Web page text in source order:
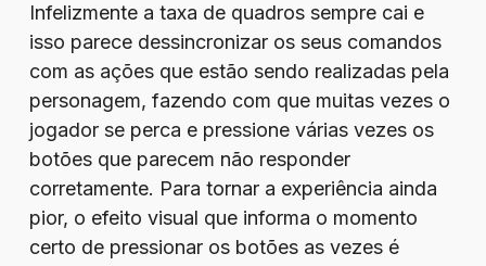
Infelizmente a taxa de quadros sempre cai e
isso parece dessincronizar os seus comandos
com as ações que estão sendo realizadas pela
personagem, fazendo com que muitas vezes o
jogador se perca e pressione várias vezes os
botões que parecem não responder
corretamente. Para tornar a experiência ainda
pior, o efeito visual que informa o momento
certo de pressionar os botões as vezes é